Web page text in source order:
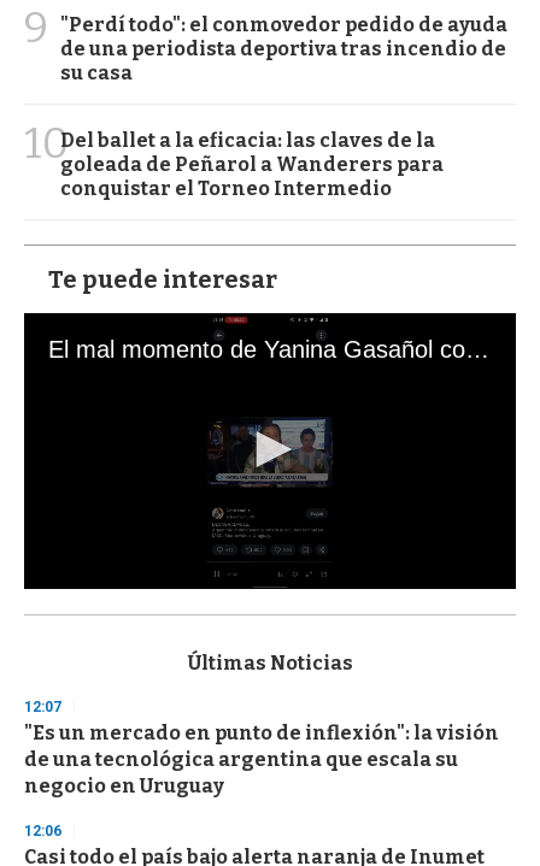
9
"Perdí todo": el conmovedor pedido de ayuda
de una periodista deportiva tras incendio de
su casa
10Del ballet a la eficacia: las claves de la
goleada de Peñarol a Wanderers para
conquistar el Torneo Intermedio
Te puede interesar
El mal momento de Yanina Gasañol con un hincha argentino en "Subrayado"
s
d
s
o
f
3
s
e
Últimas Noticias
12:07
"Es un mercado en punto de inflexión": la visión
de una tecnológica argentina que escala su
negocio en Uruguay
12:06
Casi todo el país bajo alerta naranja de Inumet